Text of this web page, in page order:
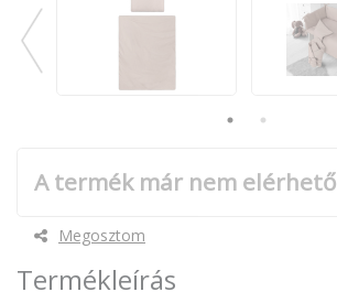
A termék már nem elérhető
Megosztom
Termékleírás